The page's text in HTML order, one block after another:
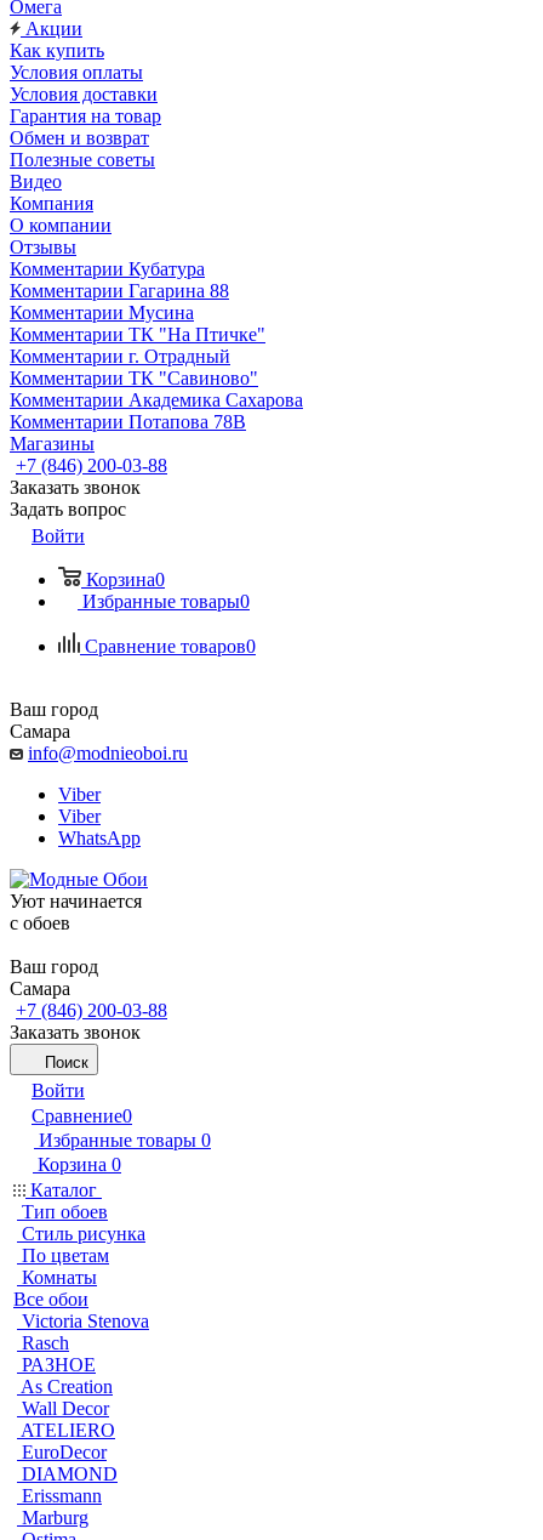
Омега
Акции
Как купить
Условия оплаты
Условия доставки
Гарантия на товар
Обмен и возврат
Полезные советы
Видео
Компания
О компании
Отзывы
Комментарии Кубатура
Комментарии Гагарина 88
Комментарии Мусина
Комментарии ТК "На Птичке"
Комментарии г. Отрадный
Комментарии ТК "Савиново"
Комментарии Академика Сахарова
Комментарии Потапова 78В
Магазины
+7 (846) 200-03-88
Заказать звонок
Задать вопрос
Войти
Корзина0
Избранные товары0
Сравнение товаров0
Ваш город
Самара
info@modnieoboi.ru
Viber
Viber
WhatsApp
Уют начинается
c обоев
Ваш город
Самара
+7 (846) 200-03-88
Заказать звонок
Поиск
Войти
Сравнение0
Избранные товары 0
Корзина 0
Каталог
Тип обоев
Стиль рисунка
По цветам
Комнаты
Все обои
Victoria Stenova
Rasch
РАЗНОЕ
As Creation
Wall Decor
ATELIERO
EuroDecor
DIAMOND
Erissmann
Marburg